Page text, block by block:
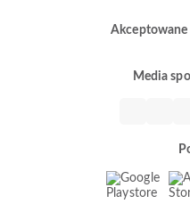
Akceptowane
Media